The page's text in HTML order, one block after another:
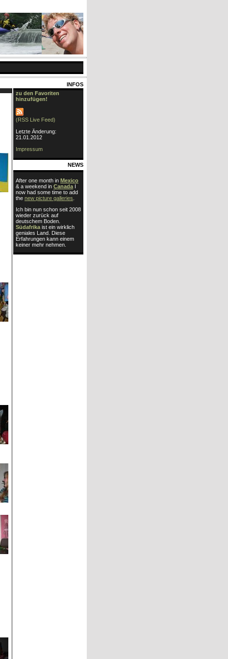
INFOS
zu den Favoriten
hinzufügen!
(RSS Live Feed)
Letzte Änderung:
21.01.2012
Impressum
NEWS
After one month in Mexico
& a weekend in Canada I
now had some time to add
the new picture galleries
Ich bin nun schon seit 2008
wieder zurück auf
deutschem Boden.
Südafrika ist ein wirklich
geniales Land. Diese
Erfahrungen kann einem
keiner mehr nehmen.